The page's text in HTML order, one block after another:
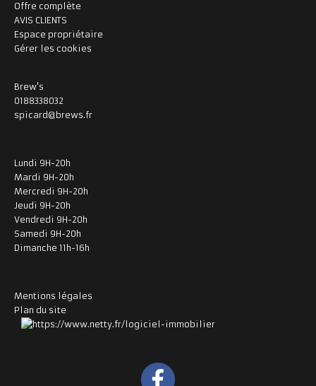
Offre complète
AVIS CLIENTS
Espace propriétaire
Gérer les cookies
Brew's
0188338032
spicard@brews.fr
Lundi 9H-20h
Mardi 9H-20h
Mercredi 9H-20h
Jeudi 9H-20h
Vendredi 9H-20h
Samedi 9H-20h
Dimanche 11h-16h
Mentions légales
Plan du site